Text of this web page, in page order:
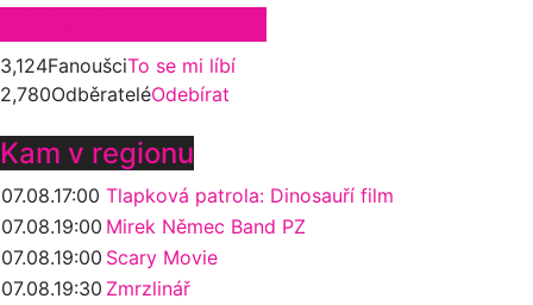
3,124FanoušciTo se mi líbí
2,780OdběrateléOdebírat
Kam v regionu
07.08.17:00 Tlapková patrola: Dinosauří film
07.08.19:00 Mirek Němec Band PZ
07.08.19:00 Scary Movie
07.08.19:30 Zmrzlinář